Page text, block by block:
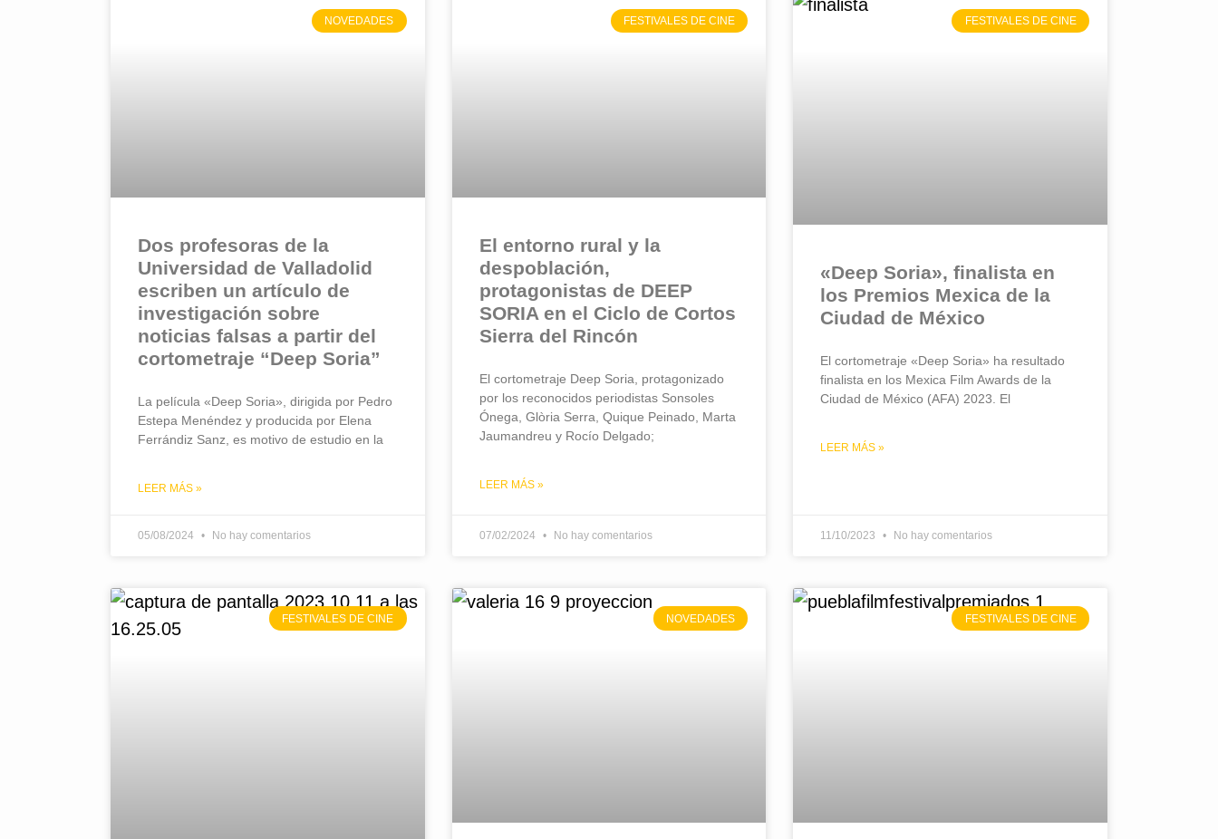
NOVEDADES
Dos profesoras de la
Universidad de Valladolid
escriben un artículo de
investigación sobre
noticias falsas a partir del
cortometraje “Deep Soria”
La película «Deep Soria», dirigida por Pedro
Estepa Menéndez y producida por Elena
Ferrándiz Sanz, es motivo de estudio en la
LEER MÁS »
05/08/2024 No hay comentarios
FESTIVALES DE CINE
El entorno rural y la
despoblación,
protagonistas de DEEP
SORIA en el Ciclo de Cortos
Sierra del Rincón
El cortometraje Deep Soria, protagonizado
por los reconocidos periodistas Sonsoles
Ónega, Glòria Serra, Quique Peinado, Marta
Jaumandreu y Rocío Delgado;
LEER MÁS »
07/02/2024 No hay comentarios
FESTIVALES DE CINE
«Deep Soria», finalista en
los Premios Mexica de la
Ciudad de México
El cortometraje «Deep Soria» ha resultado
finalista en los Mexica Film Awards de la
Ciudad de México (AFA) 2023. El
LEER MÁS »
11/10/2023 No hay comentarios
FESTIVALES DE CINE NOVEDADES FESTIVALES DE CINE